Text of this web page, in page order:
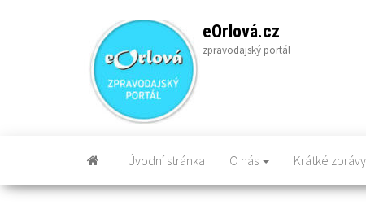
eOrlová.cz
zpravodajský portál
Úvodní stránka O nás Krátké zprávy